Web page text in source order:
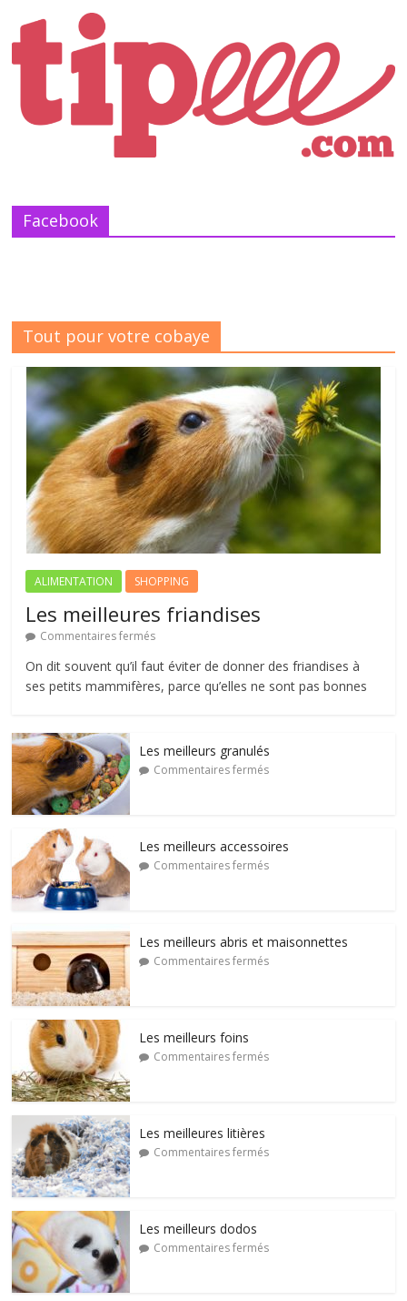
Facebook
Tout pour votre cobaye
ALIMENTATION SHOPPING
Les meilleures friandises
Commentaires fermés
On dit souvent qu’il faut éviter de donner des friandises à
ses petits mammifères, parce qu’elles ne sont pas bonnes
Les meilleurs granulés
Commentaires fermés
Les meilleurs accessoires
Commentaires fermés
Les meilleurs abris et maisonnettes
Commentaires fermés
Les meilleurs foins
Commentaires fermés
Les meilleures litières
Commentaires fermés
Les meilleurs dodos
Commentaires fermés